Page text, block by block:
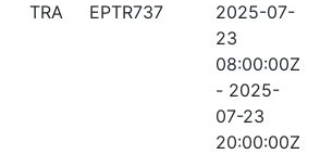
TRA EPTR737
2025-07-
23
08:00:00Z
- 2025-
07-23
20:00:00Z